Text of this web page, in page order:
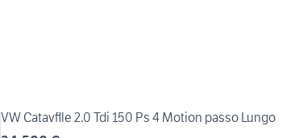
VW Catavflle 2.0 Tdi 150 Ps 4 Motion passo Lungo